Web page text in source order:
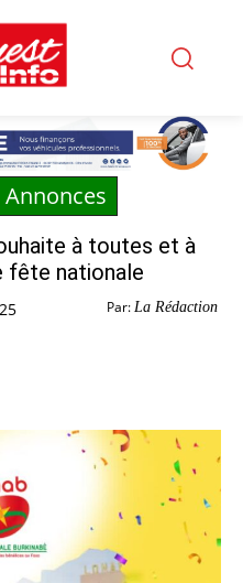
Annonces
à toutes et à
fête nationale
Par: La Rédaction